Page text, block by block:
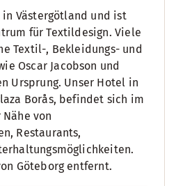
Västergötland und ist
für Textildesign. Viele
Textil-, Bekleidungs- und
Oscar Jacobson und
Ursprung. Unser Hotel in
Borås, befindet sich im
von
Restaurants,
Göteborg entfernt.